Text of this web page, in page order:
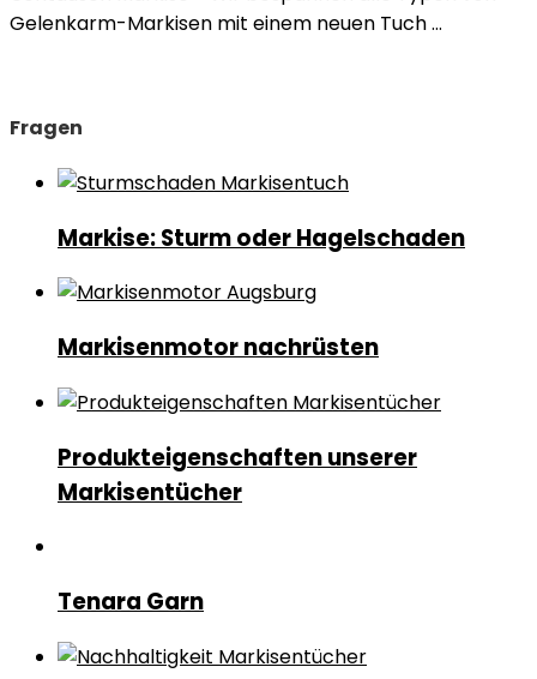
Gelenkarm-Markisen mit einem neuen Tuch ...
Fragen
Markise: Sturm oder Hagelschaden
Markisenmotor nachrüsten
Produkteigenschaften unserer
Markisentücher
Tenara Garn